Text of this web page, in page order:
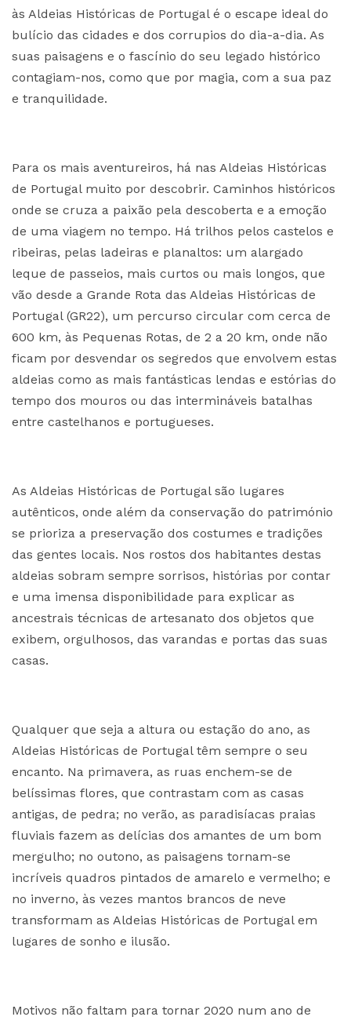
às Aldeias Históricas de Portugal é o escape ideal do
bulício das cidades e dos corrupios do dia-a-dia. As
suas paisagens e o fascínio do seu legado histórico
contagiam-nos, como que por magia, com a sua paz
e tranquilidade.
Para os mais aventureiros, há nas Aldeias Históricas
de Portugal muito por descobrir. Caminhos históricos
onde se cruza a paixão pela descoberta e a emoção
de uma viagem no tempo. Há trilhos pelos castelos e
ribeiras, pelas ladeiras e planaltos: um alargado
leque de passeios, mais curtos ou mais longos, que
vão desde a Grande Rota das Aldeias Históricas de
Portugal (GR22), um percurso circular com cerca de
600 km, às Pequenas Rotas, de 2 a 20 km, onde não
ficam por desvendar os segredos que envolvem estas
aldeias como as mais fantásticas lendas e estórias do
tempo dos mouros ou das intermináveis batalhas
entre castelhanos e portugueses.
As Aldeias Históricas de Portugal são lugares
autênticos, onde além da conservação do património
se prioriza a preservação dos costumes e tradições
das gentes locais. Nos rostos dos habitantes destas
aldeias sobram sempre sorrisos, histórias por contar
e uma imensa disponibilidade para explicar as
ancestrais técnicas de artesanato dos objetos que
exibem, orgulhosos, das varandas e portas das suas
casas.
Qualquer que seja a altura ou estação do ano, as
Aldeias Históricas de Portugal têm sempre o seu
encanto. Na primavera, as ruas enchem-se de
belíssimas flores, que contrastam com as casas
antigas, de pedra; no verão, as paradisíacas praias
fluviais fazem as delícias dos amantes de um bom
mergulho; no outono, as paisagens tornam-se
incríveis quadros pintados de amarelo e vermelho; e
no inverno, às vezes mantos brancos de neve
transformam as Aldeias Históricas de Portugal em
lugares de sonho e ilusão.
Motivos não faltam para tornar 2020 num ano de